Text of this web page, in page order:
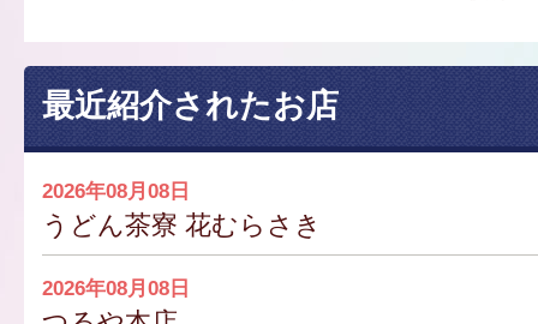
最近紹介されたお店
2026年08月08日
うどん茶寮 花むらさき
2026年08月08日